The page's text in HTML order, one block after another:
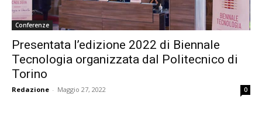
Conferenze
Presentata l’edizione 2022 di Biennale
Tecnologia organizzata dal Politecnico di
Torino
Redazione - Maggio 27, 2022 0